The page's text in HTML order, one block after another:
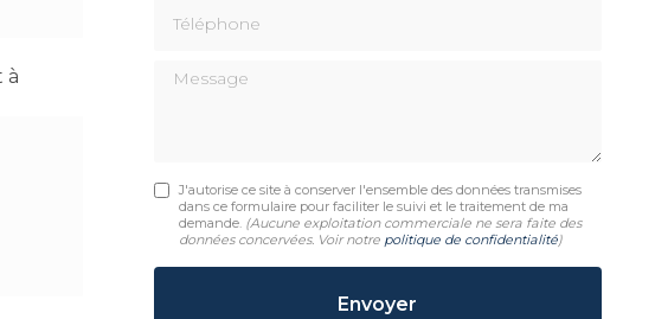
à
Message
J'autorise ce site à conserver l'ensemble des données transmises
dans ce formulaire pour faciliter le suivi et le traitement de ma
demande. (Aucune exploitation commerciale ne sera faite des
données concervées. Voir notre politique de confidentialité)